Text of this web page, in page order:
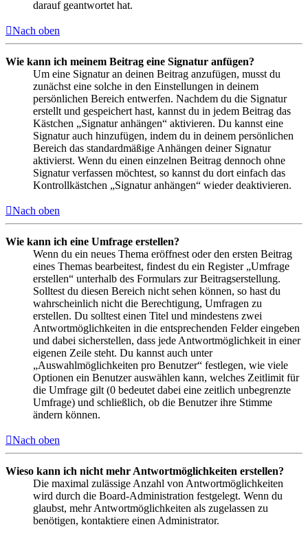
darauf geantwortet hat.
Nach oben
Wie kann ich meinem Beitrag eine Signatur anfügen?
Um eine Signatur an deinen Beitrag anzufügen, musst du
zunächst eine solche in den Einstellungen in deinem
persönlichen Bereich entwerfen. Nachdem du die Signatur
erstellt und gespeichert hast, kannst du in jedem Beitrag das
Kästchen „Signatur anhängen“ aktivieren. Du kannst eine
Signatur auch hinzufügen, indem du in deinem persönlichen
Bereich das standardmäßige Anhängen deiner Signatur
aktivierst. Wenn du einen einzelnen Beitrag dennoch ohne
Signatur verfassen möchtest, so kannst du dort einfach das
Kontrollkästchen „Signatur anhängen“ wieder deaktivieren.
Nach oben
Wie kann ich eine Umfrage erstellen?
Wenn du ein neues Thema eröffnest oder den ersten Beitrag
eines Themas bearbeitest, findest du ein Register „Umfrage
erstellen“ unterhalb des Formulars zur Beitragserstellung.
Solltest du diesen Bereich nicht sehen können, so hast du
wahrscheinlich nicht die Berechtigung, Umfragen zu
erstellen. Du solltest einen Titel und mindestens zwei
Antwortmöglichkeiten in die entsprechenden Felder eingeben
und dabei sicherstellen, dass jede Antwortmöglichkeit in einer
eigenen Zeile steht. Du kannst auch unter
„Auswahlmöglichkeiten pro Benutzer“ festlegen, wie viele
Optionen ein Benutzer auswählen kann, welches Zeitlimit für
die Umfrage gilt (0 bedeutet dabei eine zeitlich unbegrenzte
Umfrage) und schließlich, ob die Benutzer ihre Stimme
ändern können.
Nach oben
Wieso kann ich nicht mehr Antwortmöglichkeiten erstellen?
Die maximal zulässige Anzahl von Antwortmöglichkeiten
wird durch die Board-Administration festgelegt. Wenn du
glaubst, mehr Antwortmöglichkeiten als zugelassen zu
benötigen, kontaktiere einen Administrator.